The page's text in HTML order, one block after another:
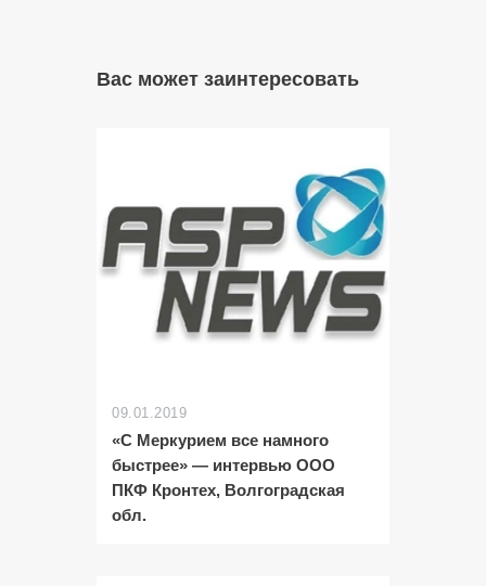
Вас может заинтересовать
09.01.2019
«С Меркурием все намного
быстрее» — интервью ООО
ПКФ Кронтех, Волгоградская
обл.